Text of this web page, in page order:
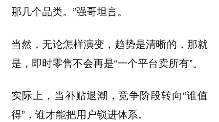
那几个品类。 ”强哥坦言。
当然，无论怎样演变，趋势是清晰的，那就
是，即时零售不会再是“一个平台卖所有”。
实际上，当补贴退潮，竞争阶段转向“谁值
得”，谁才能把用户锁进体系。